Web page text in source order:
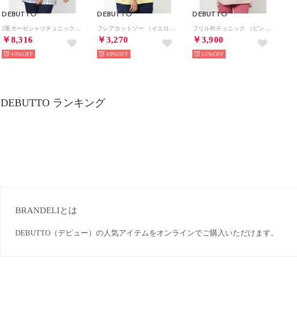
DEBUTTO
￥8,316
49%
DEBUTTO
￥3,270
49%
DEBUTTO
￥3,900
55%
DEBUTTO ランキング
BRANDELIとは
DEBUTTO（デビュー）の人気アイテムをオンラインでご購入いただけます。